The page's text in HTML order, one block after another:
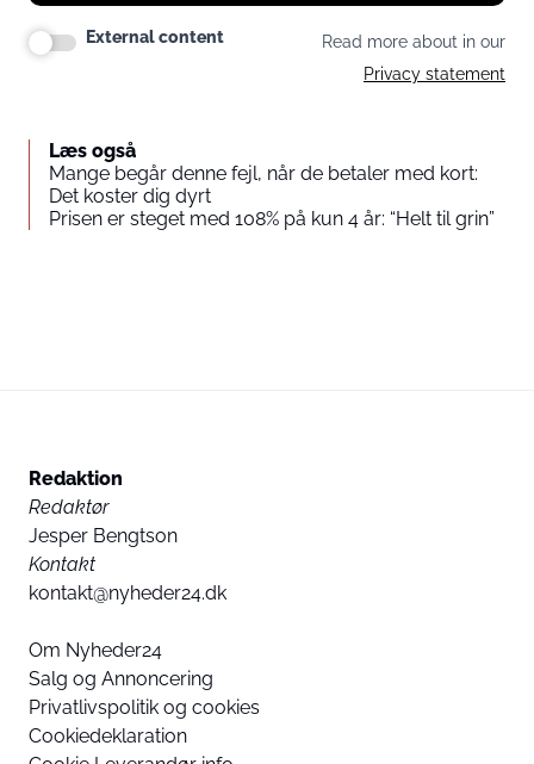
External content
Read more about in our
Privacy statement
Læs også
Mange begår denne fejl, når de betaler med kort:
Det koster dig dyrt
Prisen er steget med 108% på kun 4 år: “Helt til grin”
Redaktion
Redaktør
Jesper Bengtson
Kontakt
kontakt@nyheder24.dk
Om Nyheder24
Salg og Annoncering
Privatlivspolitik og cookies
Cookiedeklaration